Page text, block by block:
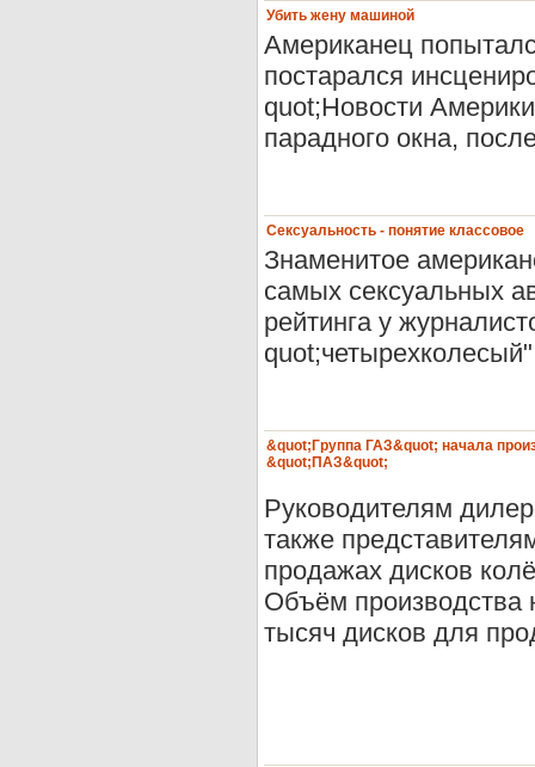
Убить жену машиной
Американец
постарался
quot;Новости
парадного окна,
Сексуальность - понятие классовое
Знаменитое
самых сексуальных
рейтинга у
&quot;Группа ГАЗ&quot; начала
&quot;ПАЗ&quot;
Руководителям
также
продажах дисков
Объём производства
тысяч дисков для